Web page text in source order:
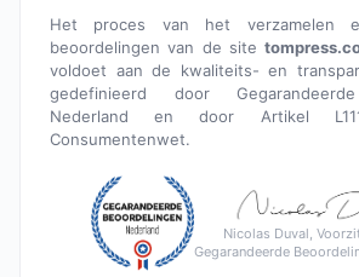
Het proces van het verzamelen
beoordelingen van de site
voldoet aan de kwaliteits- en
gedefinieerd door
Nederland en door Artikel
Consumentenwet.
Nicolas Duval,
Gegarandeerde